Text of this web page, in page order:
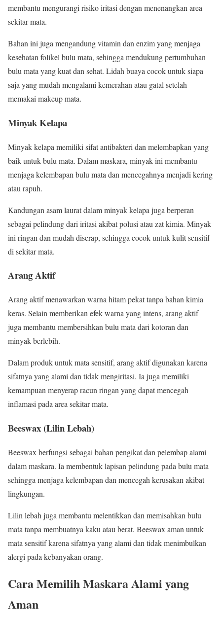
membantu mengurangi risiko iritasi dengan menenangkan area
sekitar mata.
Bahan ini juga mengandung vitamin dan enzim yang menjaga
kesehatan folikel bulu mata, sehingga mendukung pertumbuhan
bulu mata yang kuat dan sehat. Lidah buaya cocok untuk siapa
saja yang mudah mengalami kemerahan atau gatal setelah
memakai makeup mata.
Minyak Kelapa
Minyak kelapa memiliki sifat antibakteri dan melembapkan yang
baik untuk bulu mata. Dalam maskara, minyak ini membantu
menjaga kelembapan bulu mata dan mencegahnya menjadi kering
atau rapuh.
Kandungan asam laurat dalam minyak kelapa juga berperan
sebagai pelindung dari iritasi akibat polusi atau zat kimia. Minyak
ini ringan dan mudah diserap, sehingga cocok untuk kulit sensitif
di sekitar mata.
Arang Aktif
Arang aktif menawarkan warna hitam pekat tanpa bahan kimia
keras. Selain memberikan efek warna yang intens, arang aktif
juga membantu membersihkan bulu mata dari kotoran dan
minyak berlebih.
Dalam produk untuk mata sensitif, arang aktif digunakan karena
sifatnya yang alami dan tidak mengiritasi. Ia juga memiliki
kemampuan menyerap racun ringan yang dapat mencegah
inflamasi pada area sekitar mata.
Beeswax (Lilin Lebah)
Beeswax berfungsi sebagai bahan pengikat dan pelembap alami
dalam maskara. Ia membentuk lapisan pelindung pada bulu mata
sehingga menjaga kelembapan dan mencegah kerusakan akibat
lingkungan.
Lilin lebah juga membantu melentikkan dan memisahkan bulu
mata tanpa membuatnya kaku atau berat. Beeswax aman untuk
mata sensitif karena sifatnya yang alami dan tidak menimbulkan
alergi pada kebanyakan orang.
Cara Memilih Maskara Alami yang
Aman